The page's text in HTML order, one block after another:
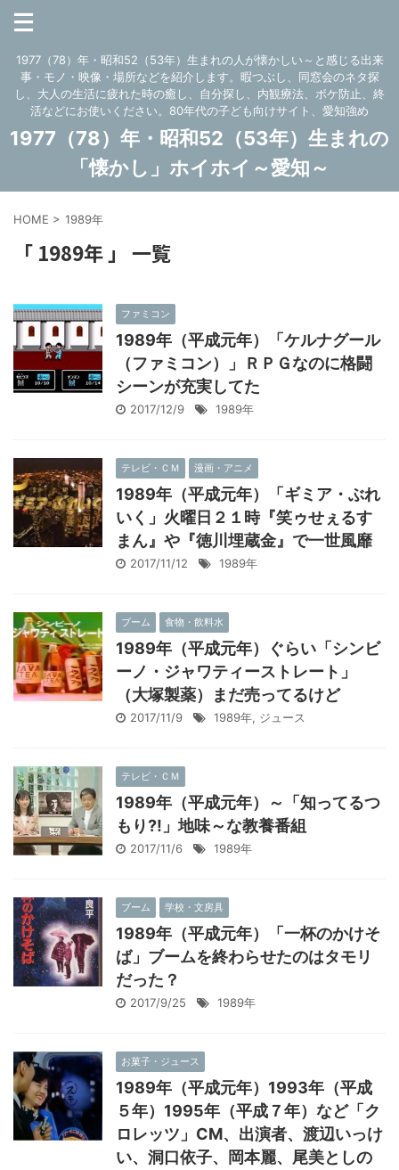
1977（78）年・昭和52（53年）生まれの人が懐かしい～と感じる出来
事・モノ・映像・場所などを紹介します。暇つぶし、同窓会のネタ探
し、大人の生活に疲れた時の癒し、自分探し、内観療法、ボケ防止、終
活などにお使いください。80年代の子ども向けサイト、愛知強め
1977（78）年・昭和52（53年）生まれの
「懐かし」ホイホイ～愛知～
HOME > 1989年
「 1989年 」 一覧
ファミコン
1989年（平成元年）「ケルナグール
（ファミコン）」ＲＰＧなのに格闘
シーンが充実してた
2017/12/9 1989年
テレビ・ＣＭ 漫画・アニメ
1989年（平成元年）「ギミア・ぶれ
いく」火曜日２１時『笑ゥせぇるす
まん』や『徳川埋蔵金』で一世風靡
2017/11/12 1989年
ブーム 食物・飲料水
1989年（平成元年）ぐらい「シンビ
ーノ・ジャワティーストレート」
（大塚製薬）まだ売ってるけど
2017/11/9 1989年, ジュース
テレビ・ＣＭ
1989年（平成元年）～「知ってるつ
もり?!」地味～な教養番組
2017/11/6 1989年
ブーム 学校・文房具
1989年（平成元年）「一杯のかけそ
ば」ブームを終わらせたのはタモリ
だった？
2017/9/25 1989年
お菓子・ジュース
1989年（平成元年）1993年（平成
５年）1995年（平成７年）など「ク
ロレッツ」CM、出演者、渡辺いっけ
い、洞口依子、岡本麗、尾美としの